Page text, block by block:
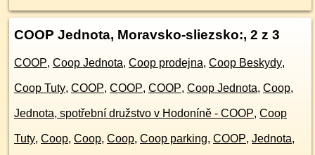
COOP Jednota, Moravsko-sliezsko:, 2 z 3
COOP, Coop Jednota, Coop prodejna, Coop Beskydy,
Coop Tuty, COOP, COOP, COOP, Coop Jednota, Coop,
Jednota, spotřební družstvo v Hodoníně - COOP, Coop
Tuty, Coop, Coop, Coop, Coop parking, COOP, Jednota,